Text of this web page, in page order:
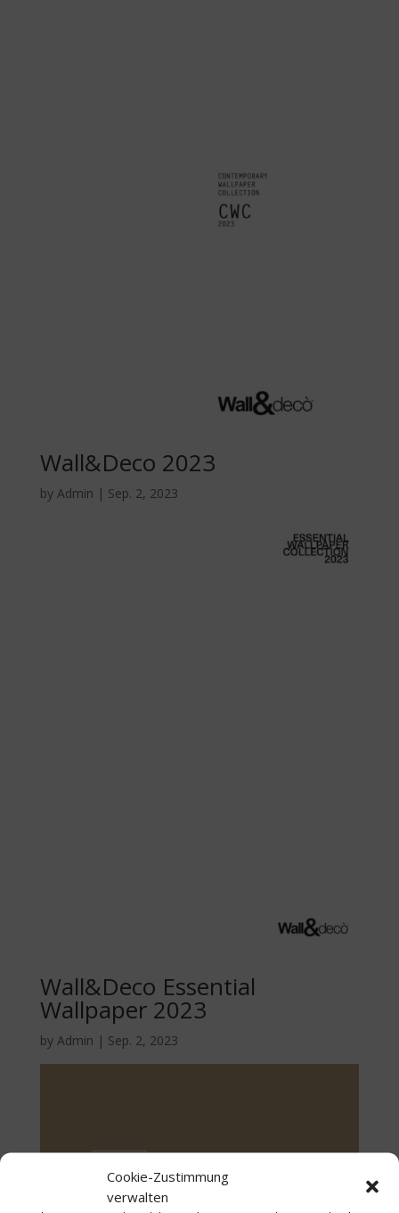
Cookie-Zustimmung
verwalten
Wall&Deco 2023
by Admin | Sep. 2, 2023
Wall&Deco Essential
Wallpaper 2023
by Admin | Sep. 2, 2023